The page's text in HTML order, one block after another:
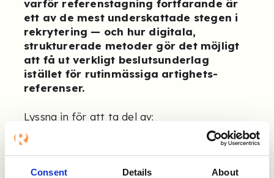
Consent Details About
varför referenstagning fortfarande är
ett av de mest underskattade stegen i
rekrytering — och hur digitala,
strukturerade metoder gör det möjligt
att få ut verkligt beslutsunderlag
istället för rutinmässiga artighets­
referenser.
Lyssna in för att ta del av:
Varför referenstagning fortfarande spelar
roll